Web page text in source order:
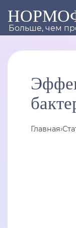
Больше, чем
Главная›